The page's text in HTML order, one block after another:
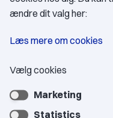
Kontingent
Bliv medlem
ændre dit valg her:
Læs mere om cookies
Vælg cookies
Marketing
Statistics